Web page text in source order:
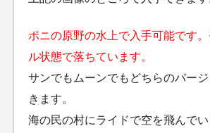
ポニの原野の水上で入手可能です
ル状態で落ちています。
サンでもムーンでもどちらのバー
きます。
海の民の村にライドで空を飛んで